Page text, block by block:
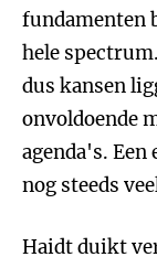
fundamenten
hele
dus kansen
onvoldoende
agenda's.
nog steeds
Haidt duikt